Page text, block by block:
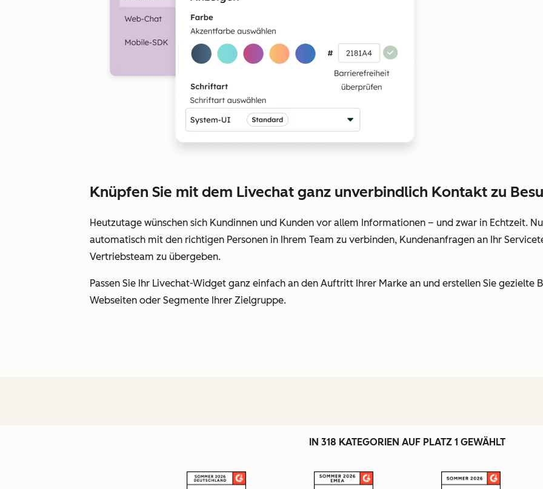
Knüpfen Sie mit dem Livechat ganz unverbindlich Kontakt zu
Heutzutage wünschen sich Kundinnen und Kunden vor allem Informationen – und zwar in Echtzeit.
automatisch mit den richtigen Personen in Ihrem Team zu verbinden, Kundenanfragen an Ihr
Vertriebsteam zu übergeben.
Passen Sie Ihr Livechat-Widget ganz einfach an den Auftritt Ihrer Marke an und erstellen Sie gezielte
Webseiten oder Segmente Ihrer Zielgruppe.
IN 318 KATEGORIEN AUF PLATZ 1 GEWÄHLT